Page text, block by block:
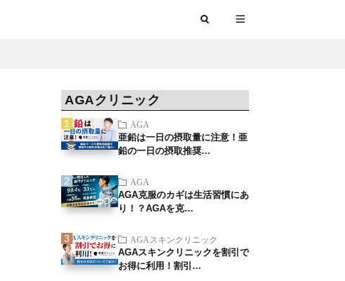
AGAクリニック
AGA
亜鉛は一日の摂取量に注意！亜
鉛の一日の摂取推奨…
AGA
AGA克服のカギは生活習慣にあ
り！？AGAを克…
AGAスキンクリニック
AGAスキンクリニックを割引で
お得に利用！割引…